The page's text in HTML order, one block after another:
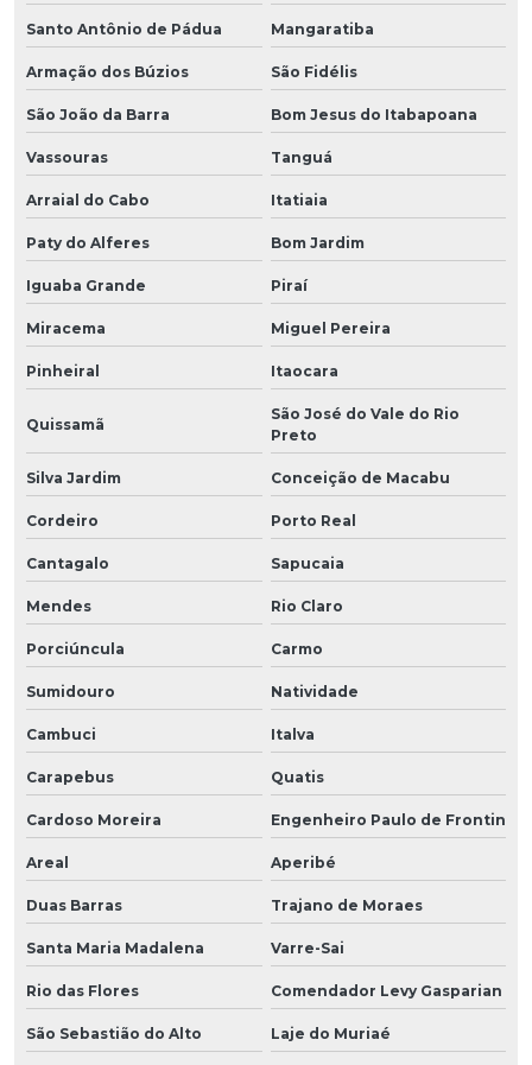
Santo Antônio de Pádua Mangaratiba
Armação dos Búzios São Fidélis
São João da Barra Bom Jesus do Itabapoana
Vassouras Tanguá
Arraial do Cabo Itatiaia
Paty do Alferes Bom Jardim
Iguaba Grande Piraí
Miracema Miguel Pereira
Pinheiral Itaocara
Quissamã
São José do Vale do Rio
Preto
Silva Jardim Conceição de Macabu
Cordeiro Porto Real
Cantagalo Sapucaia
Mendes Rio Claro
Porciúncula Carmo
Sumidouro Natividade
Cambuci Italva
Carapebus Quatis
Cardoso Moreira Engenheiro Paulo de Frontin
Areal Aperibé
Duas Barras Trajano de Moraes
Santa Maria Madalena Varre-Sai
Rio das Flores Comendador Levy Gasparian
São Sebastião do Alto Laje do Muriaé